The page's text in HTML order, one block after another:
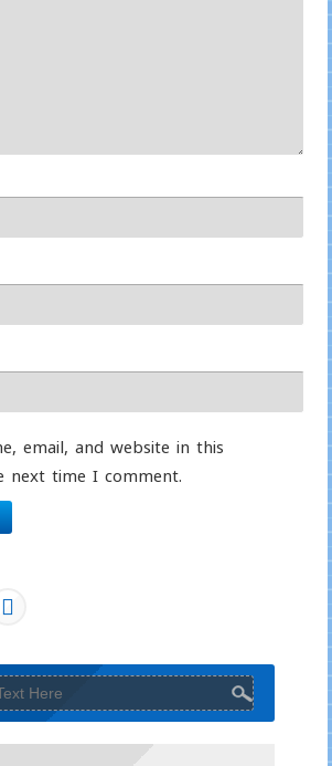
email, and website in this
next time I comment.